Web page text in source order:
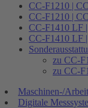
CC-F1210 |
CC-F1210 |
CC-F1410 LF
CC-F1410 LF
zu CC-
zu CC-
Maschinen-/
Digitale